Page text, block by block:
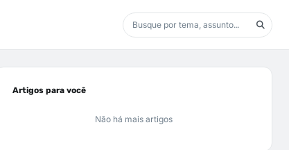
Artigos para você
Não há mais artigos